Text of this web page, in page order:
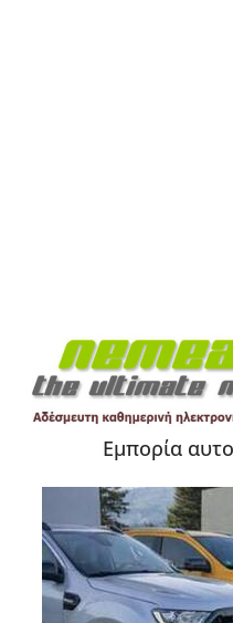
Εμπορία